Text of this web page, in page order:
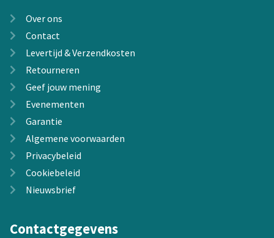
Over ons
Contact
Levertijd & Verzendkosten
Retourneren
Geef jouw mening
Evenementen
Garantie
Algemene voorwaarden
Privacybeleid
Cookiebeleid
Nieuwsbrief
Contactgegevens